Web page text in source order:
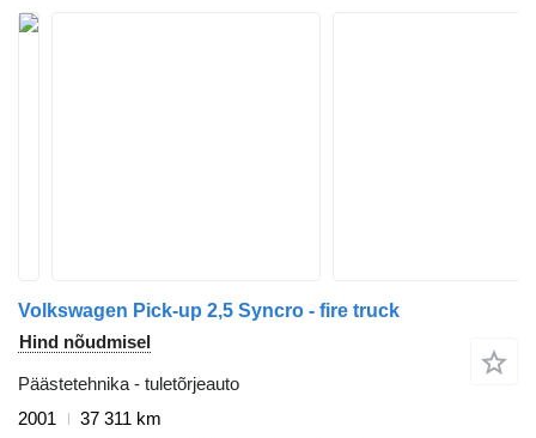
Volkswagen Pick-up 2,5 Syncro - fire truck
Hind nõudmisel
Päästetehnika - tuletõrjeauto
2001
37 311 km